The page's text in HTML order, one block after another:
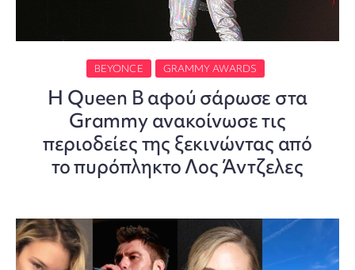
BEYONCE GRAMMY AWARDS
H Queen B αφού σάρωσε στα
Grammy ανακοίνωσε τις
περιοδείες της ξεκινώντας από
το πυρόπληκτο Λος Άντζελες